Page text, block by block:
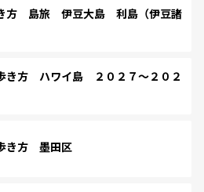
方 島旅 伊豆大島 利島（伊豆諸
き方 ハワイ島 ２０２７～２０２
き方 墨田区